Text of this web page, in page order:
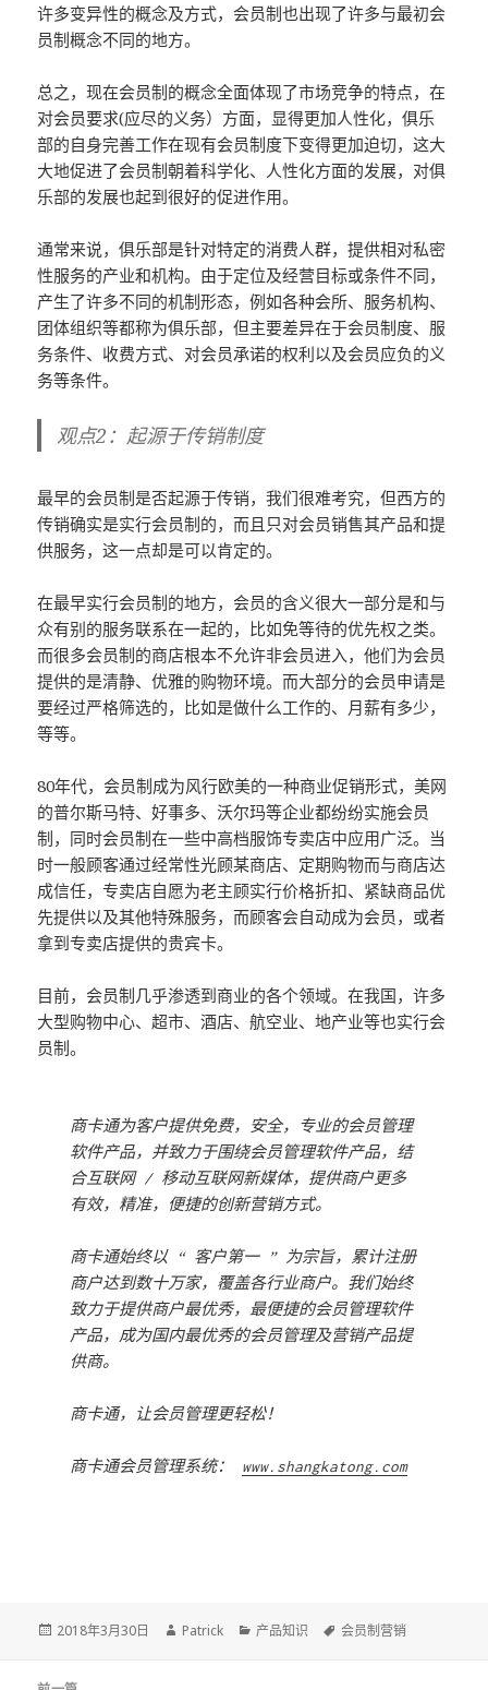
许多变异性的概念及方式，会员制也出现了许多与最初会
员制概念不同的地方。
总之，现在会员制的概念全面体现了市场竞争的特点，在
对会员要求(应尽的义务）方面，显得更加人性化，俱乐
部的自身完善工作在现有会员制度下变得更加迫切，这大
大地促进了会员制朝着科学化、人性化方面的发展，对俱
乐部的发展也起到很好的促进作用。
通常来说，俱乐部是针对特定的消费人群，提供相对私密
性服务的产业和机构。由于定位及经营目标或条件不同，
产生了许多不同的机制形态，例如各种会所、服务机构、
团体组织等都称为俱乐部，但主要差异在于会员制度、服
务条件、收费方式、对会员承诺的权利以及会员应负的义
务等条件。
观点2：起源于传销制度
最早的会员制是否起源于传销，我们很难考究，但西方的
传销确实是实行会员制的，而且只对会员销售其产品和提
供服务，这一点却是可以肯定的。
在最早实行会员制的地方，会员的含义很大一部分是和与
众有别的服务联系在一起的，比如免等待的优先权之类。
而很多会员制的商店根本不允许非会员进入，他们为会员
提供的是清静、优雅的购物环境。而大部分的会员申请是
要经过严格筛选的，比如是做什么工作的、月薪有多少，
等等。
80年代，会员制成为风行欧美的一种商业促销形式，美网
的普尔斯马特、好事多、沃尔玛等企业都纷纷实施会员
制，同时会员制在一些中高档服饰专卖店中应用广泛。当
时一般顾客通过经常性光顾某商店、定期购物而与商店达
成信任，专卖店自愿为老主顾实行价格折扣、紧缺商品优
先提供以及其他特殊服务，而顾客会自动成为会员，或者
拿到专卖店提供的贵宾卡。
目前，会员制几乎渗透到商业的各个领域。在我国，许多
大型购物中心、超市、酒店、航空业、地产业等也实行会
员制。
商卡通为客户提供免费，安全，专业的会员管理
软件产品，并致力于围绕会员管理软件产品，结
合互联网 / 移动互联网新媒体，提供商户更多
有效，精准，便捷的创新营销方式。
商卡通始终以 “ 客户第一 ” 为宗旨，累计注册
商户达到数十万家，覆盖各行业商户。我们始终
致力于提供商户最优秀，最便捷的会员管理软件
产品，成为国内最优秀的会员管理及营销产品提
供商。
商卡通，让会员管理更轻松！
商卡通会员管理系统： www.shangkatong.com
Posted
2018年3月30日 Author
Patrick Categories
产品知识 Tags
会员制营销